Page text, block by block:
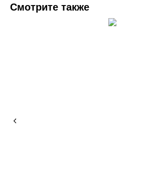
Смотрите также